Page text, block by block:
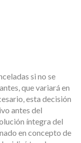
si no se
que variará en
esta decisión
antes del
íntegra del
en concepto de